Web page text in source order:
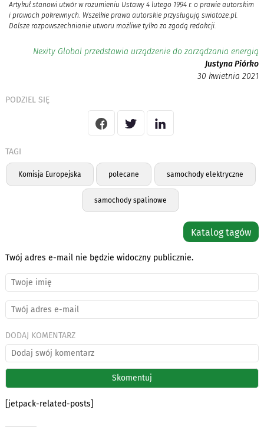
Artykuł stanowi utwór w rozumieniu Ustawy 4 lutego 1994 r. o prawie autorskim
i prawach pokrewnych. Wszelkie prawa autorskie przysługują swiatoze.pl.
Dalsze rozpowszechnianie utworu możliwe tylko za zgodą redakcji.
Nexity Global przedstawia urządzenie do zarządzania energią
Justyna Piórko
30 kwietnia 2021
PODZIEL SIĘ
TAGI
Komisja Europejska polecane samochody elektryczne
samochody spalinowe
Katalog tagów
Twój adres e-mail nie będzie widoczny publicznie.
DODAJ KOMENTARZ
[jetpack-related-posts]